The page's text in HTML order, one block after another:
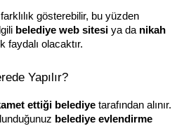
gösterebilir, bu yüzden
belediye web sitesi ya da nikah
faydalı olacaktır.
Yapılır?
ettiği belediye tarafından alınır.
belediye evlendirme